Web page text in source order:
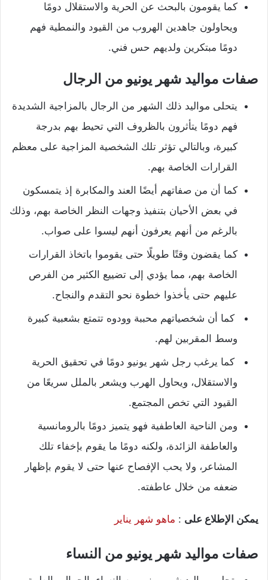
كما يقومون بالبحث عن الحرية والاستقلال دومًا
ويحاولون جاهدين الهروب من القيود والنمطية فهم
دومًا مبتكرين ولديهم حس فني.
صفات مواليد شهر يونيو من الرجال
يتحلى مواليد ذلك الشهر من الرجال بالمزاجية الشديدة
فهم دومًا يتأثرون بالظروف التي تحيط بهم بدرجة
كبيرة، وبالتالي تؤثر تلك الشخصية المزاجية على معظم
القرارات الخاصة بهم.
كما أن من صفاتهم أيضًا العند والمكابرة إذ يتمسكون
في بعض الأحيان بتنفيذ وجهات النظر الخاصة بهم، وذلك
بالرغم من أنهم يعرفون أنهم ليسوا على صواب.
كما يقضون وقتًا طويلًا حتى يقوموا باتخاذ القرارات
الخاصة بهم، مما يؤدي إلى تضييع الكثير من الفرص
عليهم حتى يأخذوا خطوة نحو التقدم والنجاح.
كما أن شخصياتهم محببة وودوه تتمتع بشعبية كبيرة
وسط المقربين لهم.
كما يرغب رجل شهر يونيو دومًا في تحقيق الحرية
والاستقلال، ويحاول الهرب ويشعر بالملل سريعًا من
القيود التي تخص المجتمع.
ومن الناحية العاطفية فهو يتميز دومًا بالرومانسية
والعاطفة الزائدة، ولكنه دومًا ما يقوم بإخفاء تلك
المشاعر، ولا يحب الإفصاح عنها حتى لا يقوم بإظهار
ضعفه من خلال عاطفته.
يمكن الإطلاع على : ماهو شهر يناير
صفات مواليد شهر يونيو من النساء